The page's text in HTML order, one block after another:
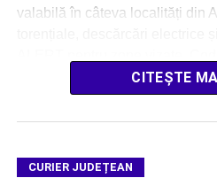
valabilă în câteva localități din
CITEȘTE
CURIER JUDEȚEAN